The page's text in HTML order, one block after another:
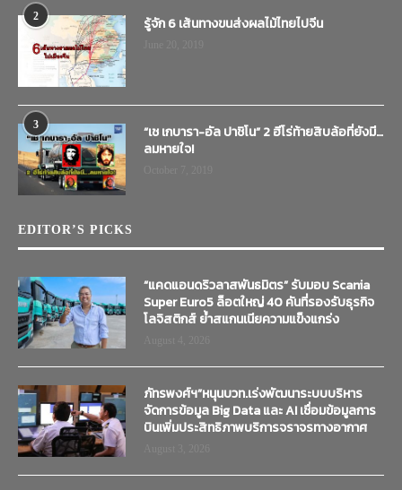
2 รู้จัก 6 เส้นทางขนส่งผลไม้ไทยไปจีน
3
“เช เกบารา-อัล ปาชิโน” 2 ฮีโร่ท้ายสิบล้อที่ยังมี…
ลมหายใจ!
EDITOR’S PICKS
“แคดแอนดริวลาสพันธมิตร” รับมอบ Scania
Super Euro5 ล็อตใหญ่ 40 คันที่รองรับธุรกิจ
โลจิสติกส์ ย้ำสแกนเนียความแข็งแกร่ง
ภัทรพงศ์ฯ”หนุนบวท.เร่งพัฒนาระบบบริหาร
จัดการข้อมูล Big Data และ AI เชื่อมข้อมูลการ
บินเพิ่มประสิทธิภาพบริการจราจรทางอากาศ